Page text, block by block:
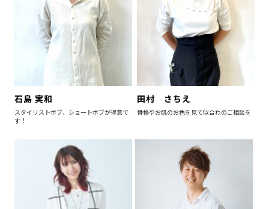
石島 実和
スタイリストボブ、ショートボブが得意で
す！
田村 さちえ
骨格やお肌のお色を見て似合わのご相談を